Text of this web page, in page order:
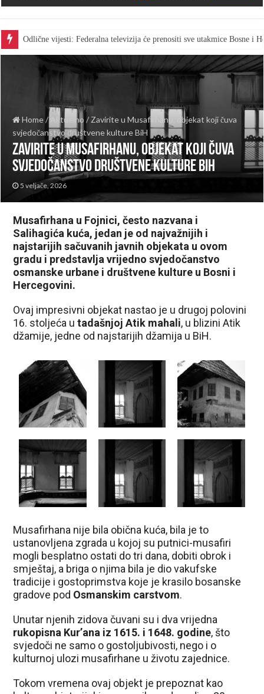
Odlične vijesti: Federalna televizija će prenositi sve utakmice Bosne i
Home/ Aktuelno / Zavirite u Musafirhanu, objekat koji čuva
svjedočanstvo društvene kulture BiH
Zavirite u Musafirhanu, objekat koji čuva
svjedočanstvo društvene kulture BiH
5 veljače, 2026
Musafirhana u Fojnici, često nazvana i
Salihagića kuća, jedan je od najvažnijih i
najstarijih sačuvanih javnih objekata u ovom
gradu i predstavlja vrijedno svjedočanstvo
osmanske urbane i društvene kulture u Bosni i
Hercegovini.
Ovaj impresivni objekat nastao je u drugoj polovini
16. stoljeća utadašnjoj Atik mahali, u blizini Atik
džamije, jedne od najstarijih džamija u BiH.
Musafirhana nije bila obična kuća, bila je to
ustanovljena zgrada u kojoj su putnici-musafiri
mogli besplatno ostati do tri dana, dobiti obrok i
smještaj, a briga o njima bila je dio vakufske
tradicije i gostoprimstva koje je krasilo bosanske
gradove pod Osmanskim carstvom.
Unutar njenih zidova čuvani su i dva vrijedna
rukopisna Kur’ana iz 1615. i 1648. godine, što
svjedoči ne samo o gostoljubivosti, nego i o
kulturnoj ulozi musafirhane u životu zajednice.
Tokom vremena ovaj objekt je prepoznat kao